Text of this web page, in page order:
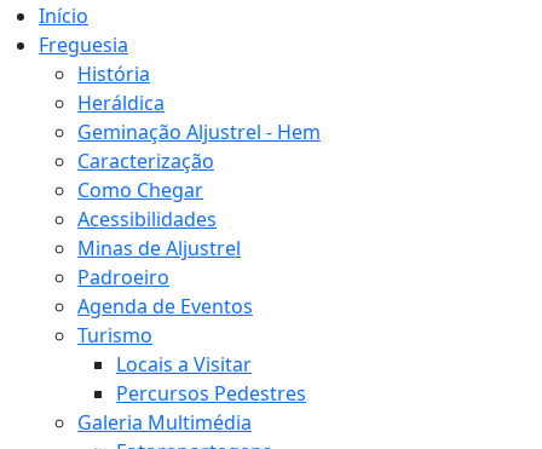
Início
Freguesia
História
Heráldica
Geminação Aljustrel - Hem
Caracterização
Como Chegar
Acessibilidades
Minas de Aljustrel
Padroeiro
Agenda de Eventos
Turismo
Locais a Visitar
Percursos Pedestres
Galeria Multimédia